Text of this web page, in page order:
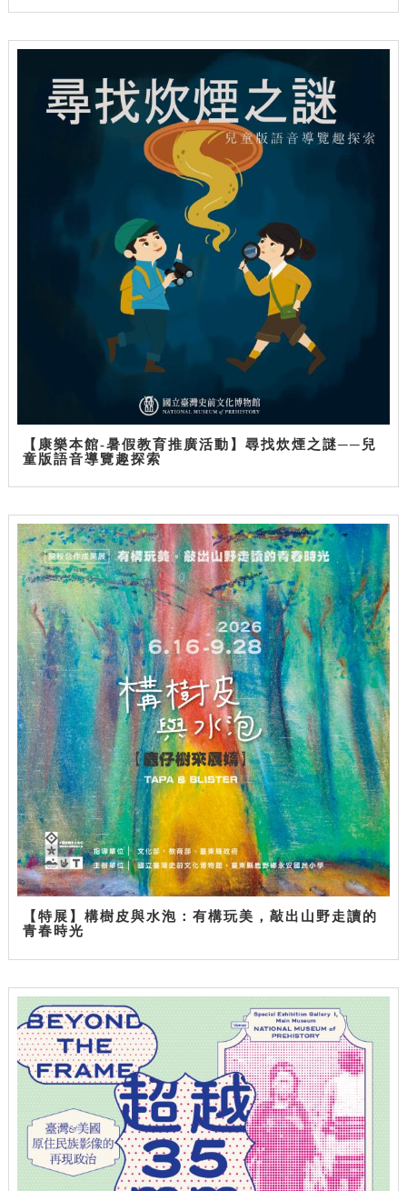
【康樂本館-暑假教育推廣活動】尋找炊煙之謎──兒
童版語音導覽趣探索
【特展】構樹皮與水泡：有構玩美，敲出山野走讀的
青春時光